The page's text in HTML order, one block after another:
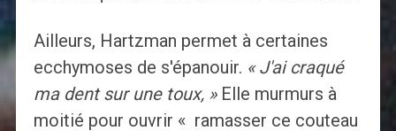
Ailleurs, Hartzman permet à certaines
ecchymoses de s'épanouir. « J'ai craqué
ma dent sur une toux, »Elle murmurs à
moitié pour ouvrir « ramasser ce couteau